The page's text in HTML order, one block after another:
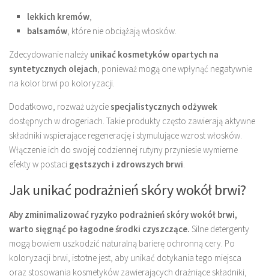
lekkich kremów,
balsamów, które nie obciążają włosków.
Zdecydowanie należy unikać kosmetyków opartych na
syntetycznych olejach, ponieważ mogą one wpłynąć negatywnie
na kolor brwi po koloryzacji.
Dodatkowo, rozważ użyciespecjalistycznych odżywek
dostępnych w drogeriach. Takie produkty często zawierają aktywne
składniki wspierające regenerację i stymulujące wzrost włosków.
Włączenie ich do swojej codziennej rutyny przyniesie wymierne
efekty w postaci gęstszych i zdrowszych brwi.
Jak unikać podrażnień skóry wokół brwi?
Aby zminimalizować ryzyko podrażnień skóry wokół brwi,
warto sięgnąć po łagodne środki czyszczące. Silne detergenty
mogą bowiem uszkodzić naturalną barierę ochronną cery. Po
koloryzacji brwi, istotne jest, aby unikać dotykania tego miejsca
oraz stosowania kosmetyków zawierających drażniące składniki,